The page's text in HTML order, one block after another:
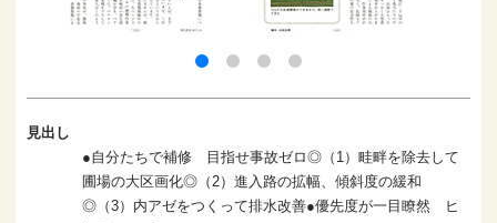
見出し
●自分たちで補修 目指せ事故ゼロ◎（1）畦畔を除去して
圃場の大区画化◎（2）進入路の拡幅、傾斜度の緩和
◎（3）内アゼをつくって排水改善●優先度が一目瞭然 ヒ